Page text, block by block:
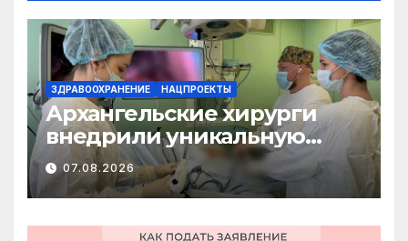
ЗДРАВООХРАНЕНИЕ НАЦПРОЕКТЫ
Архангельские хирурги
внедрили уникальную
методику
малотравматичного
лечения патологии
диафрагмы
07.08.2026